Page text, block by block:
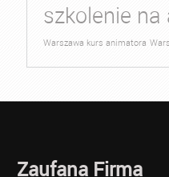
szkolenie
Warszawa kurs animatora
Zaufana Firma